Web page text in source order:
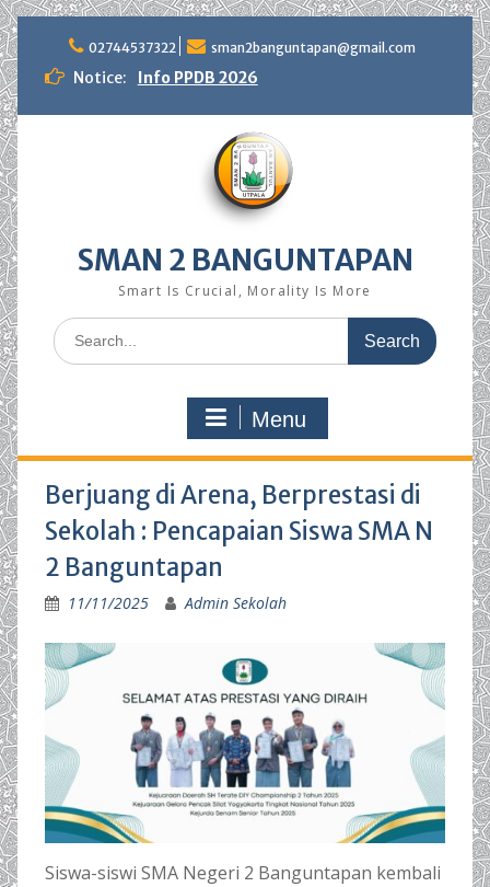
content
02744537322 sman2banguntapan@gmail.com
Notice: Info PPDB 2026
SMAN 2 BANGUNTAPAN
Smart Is Crucial, Morality Is More
Search
for:
Menu
Berjuang di Arena, Berprestasi di
Sekolah : Pencapaian Siswa SMA N
2 Banguntapan
11/11/2025 Admin Sekolah
Siswa-siswi SMA Negeri 2 Banguntapan kembali